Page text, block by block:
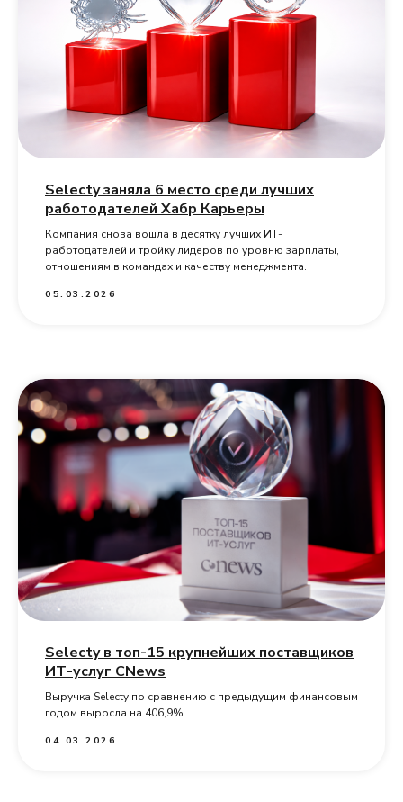
Selecty заняла 6 место среди лучших
работодателей Хабр Карьеры
Компания снова вошла в десятку лучших ИТ-
работодателей и тройку лидеров по уровню зарплаты,
отношениям в командах и качеству менеджмента.
05.03.2026
Selecty в топ-15 крупнейших поставщиков
ИТ-услуг CNews
Выручка Selecty по сравнению с предыдущим финансовым
годом выросла на 406,9%
04.03.2026